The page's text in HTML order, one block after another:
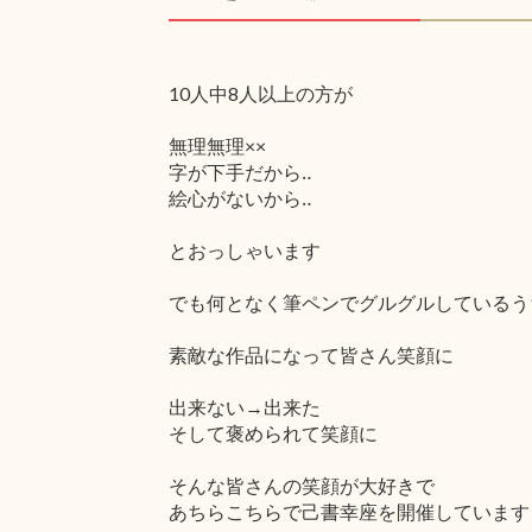
10人中8人以上の方が
無理無理××
字が下手だから‥
絵心がないから‥
とおっしゃいます
でも何となく筆ペンでグルグルしている
素敵な作品になって皆さん笑顔に
出来ない→出来た
そして褒められて笑顔に
そんな皆さんの笑顔が大好きで
あちらこちらで己書幸座を開催しています